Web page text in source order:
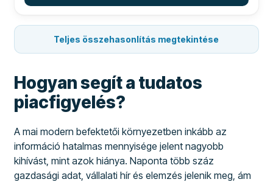
Teljes összehasonlítás megtekintése
Hogyan segít a tudatos
piacfigyelés?
A mai modern befektetői környezetben inkább az
információ hatalmas mennyisége jelent nagyobb
kihívást, mint azok hiánya. Naponta több száz
gazdasági adat, vállalati hír és elemzés jelenik meg, ám